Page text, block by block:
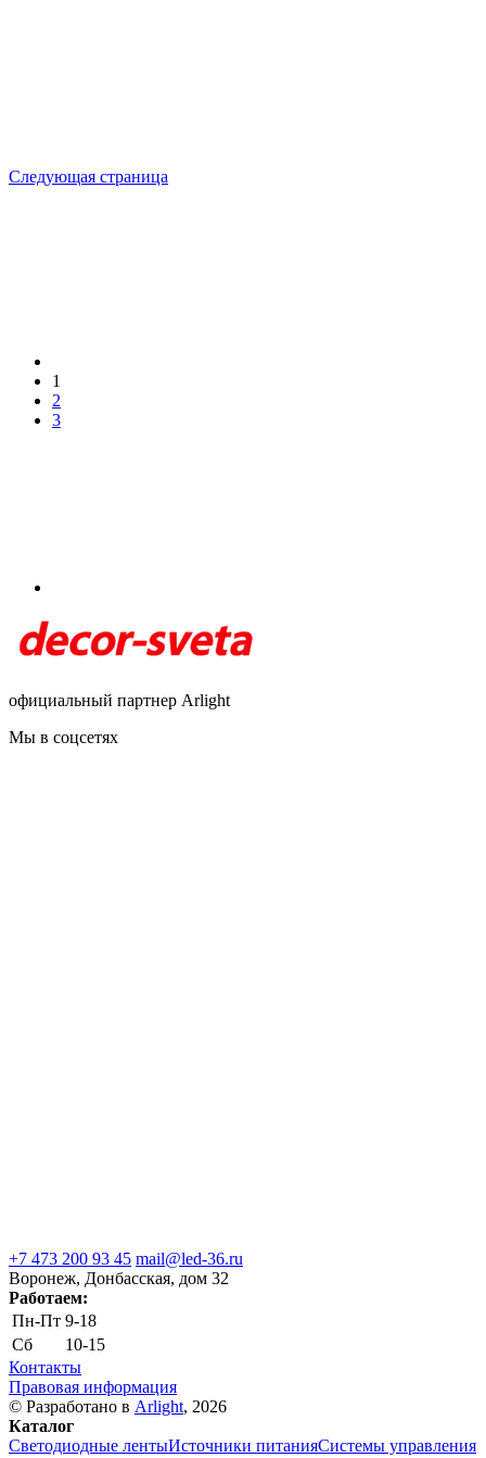
Следующая страница
1
2
3
официальный партнер Arlight
Мы в соцсетях
+7 473 200 93 45 mail@led-36.ru
Воронеж, Донбасская, дом 32
Работаем:
Пн-Пт 9-18
Сб
10-15
Контакты
Правовая информация
© Разработано в Arlight, 2026
Каталог
Светодиодные лентыИсточники питанияСистемы управления